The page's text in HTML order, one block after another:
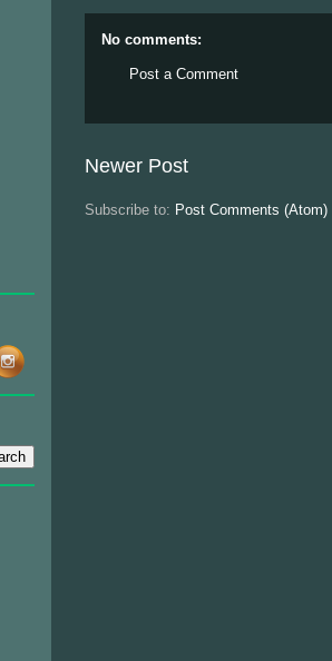
No comments:
Post a Comment
Newer Post
Subscribe to: Post Comments (Atom)